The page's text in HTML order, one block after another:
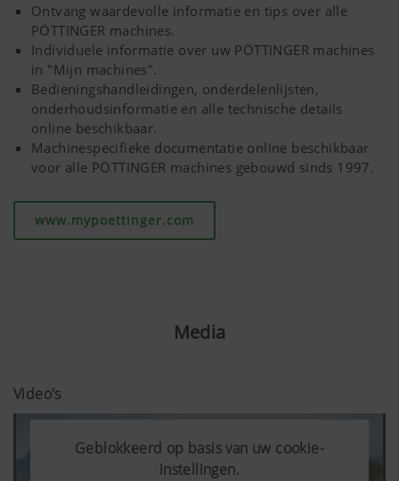
Ontvang waardevolle informatie en tips over alle
PÖTTINGER machines.
Individuele informatie over uw PÖTTINGER machines
in "Mijn machines".
Bedieningshandleidingen, onderdelenlijsten,
onderhoudsinformatie en alle technische details
online beschikbaar.
Machinespecifieke documentatie online beschikbaar
voor alle PÖTTINGER machines gebouwd sinds 1997.
www.mypoettinger.com
Media
Video's
Geblokkeerd op basis van uw cookie-
instellingen.
Geblokkeerd op basis van uw cookie-
instellingen.
Geblokkeerd op basis van uw cookie-
instellingen.